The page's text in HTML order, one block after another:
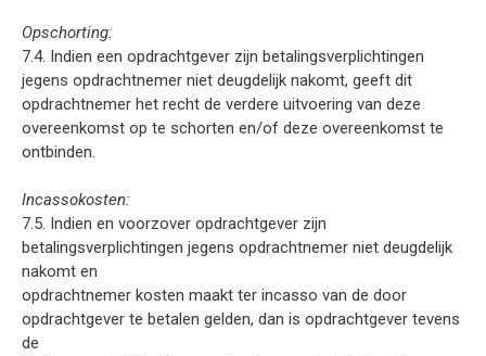
Opschorting:
7.4. Indien een opdrachtgever zijn betalingsverplichtingen
jegens opdrachtnemer niet deugdelijk nakomt, geeft dit
opdrachtnemer het recht de verdere uitvoering van deze
overeenkomst op te schorten en/of deze overeenkomst te
ontbinden.
Incassokosten:
7.5. Indien en voorzover opdrachtgever zijn
betalingsverplichtingen jegens opdrachtnemer niet deugdelijk
nakomt en
opdrachtnemer kosten maakt ter incasso van de door
opdrachtgever te betalen gelden, dan is opdrachtgever tevens
de